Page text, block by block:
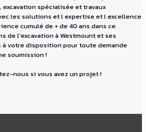
spécialisée et travaux
les solutions et l expertise et l excellence
cumulé de + de 40 ans dans ce
de l'excavation à Westmount et ses
à votre disposition pour toute demande
soumission !
nous si vous avez un projet !